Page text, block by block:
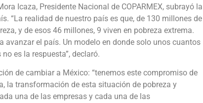
Icaza, Presidente Nacional de COPARMEX, subrayó la
“La realidad de nuestro país es que, de 130 millones de
y de esos 46 millones, 9 viven en pobreza extrema.
avanzar el país. Un modelo en donde solo unos cuantos
es la respuesta”, declaró.
de cambiar a México: “tenemos este compromiso de
la transformación de esta situación de pobreza y
una de las empresas y cada una de las